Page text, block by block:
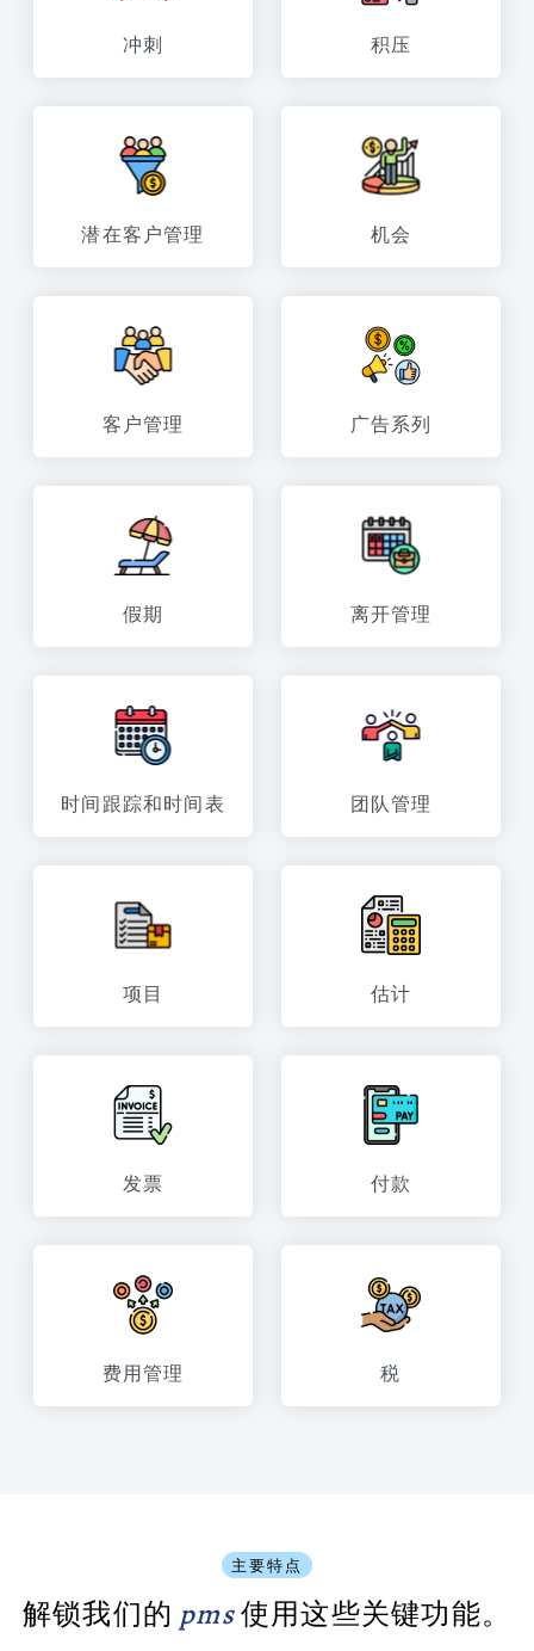
冲刺 积压
潜在客户管理 机会
客户管理 广告系列
假期 离开管理
时间跟踪和时间表 团队管理
项目 估计
发票 付款
费用管理 税
主要特点
解锁我们的 pms使用这些关键功能。